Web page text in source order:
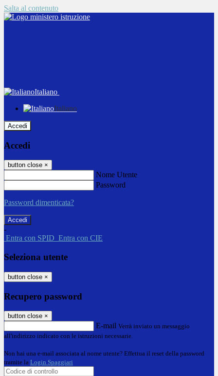
Salta al contenuto
Italiano
Italiano
Accedi
Accedi
button close ×
Nome Utente
Password
Password dimenticata?
-
Entra con SPID Entra con CIE
Seleziona utente
button close ×
Recupero password
button close ×
E-mail Verrà inviato un messaggio
all'indirizzo indicato con le istruzioni necessarie.
Non hai una e-mail associata al nome utente? Effettua il reset della password
tramite la Login Spaggiari